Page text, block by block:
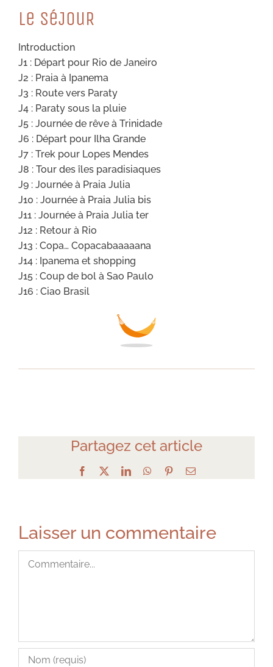
Le SéJouR
Introduction
J1 : Départ pour Rio de Janeiro
J2 : Praia à Ipanema
J3 : Route vers Paraty
J4 : Paraty sous la pluie
J5 : Journée de rêve à Trinidade
J6 : Départ pour Ilha Grande
J7 : Trek pour Lopes Mendes
J8 : Tour des îles paradisiaques
J9 : Journée à Praia Julia
J10 : Journée à Praia Julia bis
J11 : Journée à Praia Julia ter
J12 : Retour à Rio
J13 : Copa… Copacabaaaaana
J14 : Ipanema et shopping
J15 : Coup de bol à Sao Paulo
J16 : Ciao Brasil
Partagez cet article
Facebook LinkedInWhatsApp
PinterestEmail
Laisser un commentaire